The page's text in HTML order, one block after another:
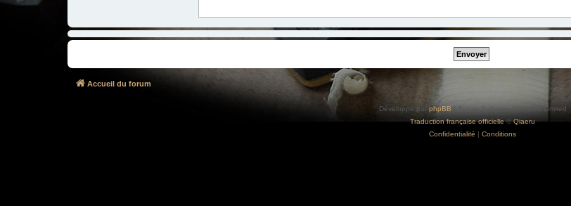
Accueil du forum
Développé par phpBB ® Forum Software © phpBB Limited
Traduction française officielle©Qiaeru
Confidentialité | Conditions